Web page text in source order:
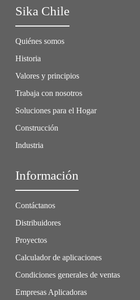
Sika Chile
Quiénes somos
Historia
Valores y principios
Trabaja con nosotros
Soluciones para el Hogar
Construcción
Industria
Información
Contáctanos
Distribuidores
Proyectos
Calculador de aplicaciones
Condiciones generales de ventas
Empresas Aplicadoras